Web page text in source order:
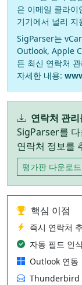
은 이메일 클라
기기에서 널리 지
SigParser는
Outlook, Apple
든 최신 연락처
자세한 내용:
연락처 관
SigParser를
연락처 정보를
평가판 다운로드
핵심 이점
즉시 연락처
자동 필드 인식
Outlook 연동
Thunderbird